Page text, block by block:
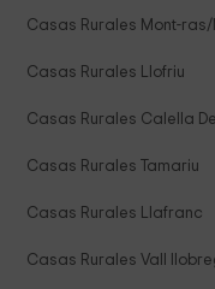
Casas Rurales Mont-
Casas Rurales Llofriu
Casas Rurales Calella
Casas Rurales Tamariu
Casas Rurales Llafranc
Casas Rurales Vall